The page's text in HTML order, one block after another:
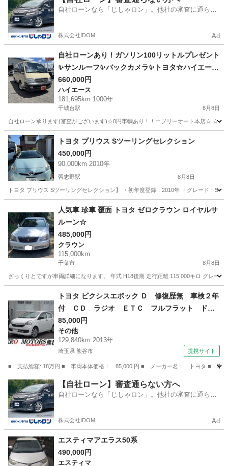
自社ローンなら「じしゃロン」。他社の審査に通らな
株式会社IDOM Ad
自社ローンあり！ガソリン100リットルプレゼント
✨サンルーフ✨バックカメラ✨トヨタ☆ハイエース
ワゴン☆スーパーカスタムG☆2400cc☆8人乗り
☆
660,000円
ハイエース
181,695km 1000年
千城台駅 8月8日
自社ローン承ります(審査がございます)☆0円車輌あり！！エブリーオート本店☆ ☆☆
千葉 千葉市 千城台駅 ハイエース 自社
トヨタ プリウス Sツーリングセレクション
450,000円
90,000km 2010年
習志野駅 8月8日
トヨタ プリウス Sツーリングセレクション】 ・初年度登録：2010年 ・グレード：S
習志野駅 トヨタ
人気車 珍車 覆面 トヨタ ゼロクラウン ロイヤルサ
ルーン☆
485,000円
クラウン
115,000km
千葉市 8月8日
ざっくりとですが車両詳細になります。 年式 H18後期 走行距離 115,000キロ グレー
クラウン
トヨタ ピクシスエポック Ｄ 修復歴無 車検２年
付 ＣＤ ラジオ ＥＴＣ フルフラット ドア
バイザー ライトレベライザー アルミホイー
ル ＡＢＳ タイミングチェーン式 フロアマッ
ト エアバッグ （なし）
85,000円
その他
129,840km 2013年
埼玉県 熊谷市 提携サイト
■ 支払総額: 18万円 ■ 車両本体価格： 85,000 円 ■ メーカー名： トヨタ ■
埼玉 熊谷市 その他
【自社ローン】審査通らない方へ
自社ローンなら「じしゃロン」。他社の審査に通らな
株式会社IDOM Ad
エスティマアエラス50系
490,000円
エスティマ